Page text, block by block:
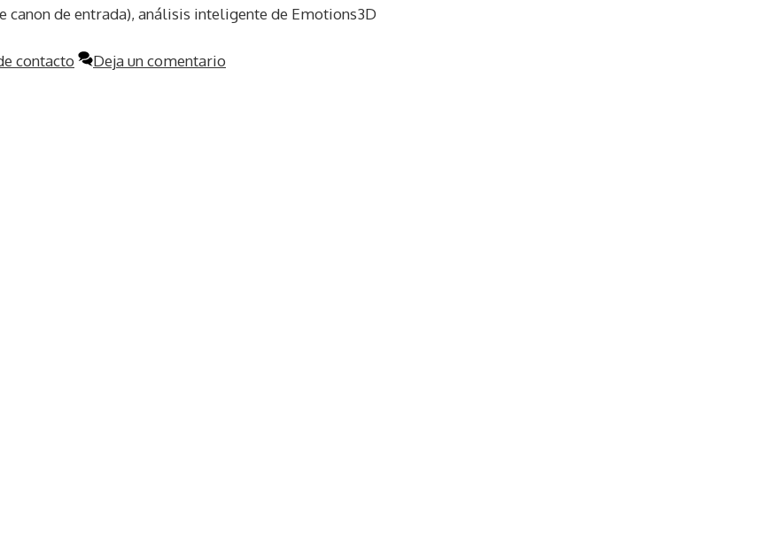
de entrada), análisis inteligente de Emotions3D
contacto Deja un comentario